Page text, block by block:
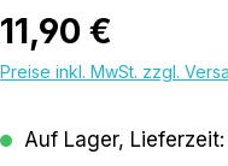
Regulärer Preis:
11,90 €
Preise inkl. MwSt. zzgl.
Auf Lager,